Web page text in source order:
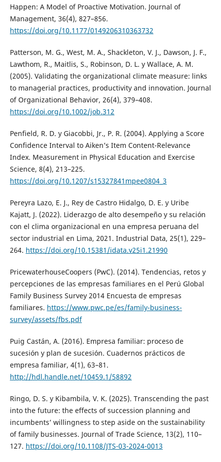
Happen: A Model of Proactive Motivation. Journal of
Management, 36(4), 827–856.
https://doi.org/10.1177/0149206310363732
Patterson, M. G., West, M. A., Shackleton, V. J., Dawson, J. F.,
Lawthom, R., Maitlis, S., Robinson, D. L. y Wallace, A. M.
(2005). Validating the organizational climate measure: links
to managerial practices, productivity and innovation. Journal
of Organizational Behavior, 26(4), 379–408.
https://doi.org/10.1002/job.312
Penfield, R. D. y Giacobbi, Jr., P. R. (2004). Applying a Score
Confidence Interval to Aiken’s Item Content-Relevance
Index. Measurement in Physical Education and Exercise
Science, 8(4), 213–225.
https://doi.org/10.1207/s15327841mpee0804_3
Pereyra Lazo, E. J., Rey de Castro Hidalgo, D. E. y Uribe
Kajatt, J. (2022). Liderazgo de alto desempeño y su relación
con el clima organizacional en una empresa peruana del
sector industrial en Lima, 2021. Industrial Data, 25(1), 229–
264. https://doi.org/10.15381/idata.v25i1.21990
PricewaterhouseCoopers (PwC). (2014). Tendencias, retos y
percepciones de las empresas familiares en el Perú Global
Family Business Survey 2014 Encuesta de empresas
familiares. https://www.pwc.pe/es/family-business-
survey/assets/fbs.pdf
Puig Castán, A. (2016). Empresa familiar: proceso de
sucesión y plan de sucesión. Cuadernos prácticos de
empresa familiar, 4(1), 63–81.
http://hdl.handle.net/10459.1/58892
Ringo, D. S. y Kibambila, V. K. (2025). Transcending the past
into the future: the effects of succession planning and
incumbents’ willingness to step aside on the sustainability
of family businesses. Journal of Trade Science, 13(2), 110–
127. https://doi.org/10.1108/JTS-03-2024-0013